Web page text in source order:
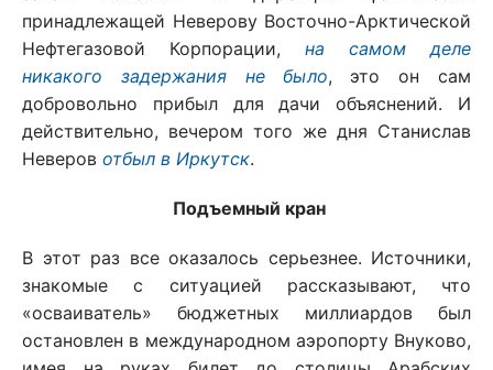
принадлежащей Неверову Восточно-Арктической
Нефтегазовой Корпорации, на самом деле
никакого задержания не было, это он сам
добровольно прибыл для дачи объяснений. И
действительно, вечером того же дня Станислав
Неверов отбыл в Иркутск.
Подъемный кран
В этот раз все оказалось серьезнее. Источники,
знакомые с ситуацией рассказывают, что
«осваиватель» бюджетных миллиардов был
остановлен в международном аэропорту Внуково,